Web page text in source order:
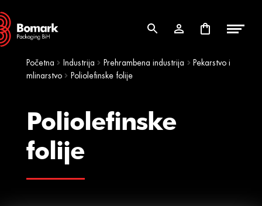
Skip
to
navigation
Skip
to
content
Početna Industrija Prehrambena industrija
Pekarstvo i
mlinarstvo
Poliolefinske folije
Poliolefinske
folije